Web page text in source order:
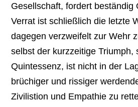
Gesellschaft, fordert beständig
Verrat ist schließlich die letzte
dagegen verzweifelt zur Wehr
selbst der kurzzeitige Triumph,
Quintessenz, ist nicht in der
brüchiger und rissiger
Zivilistion und Empathie zu